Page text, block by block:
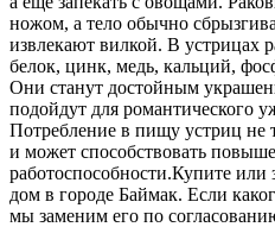
ножом, а тело обычно
извлекают вилкой. В устрицах
белок, цинк, медь, кальций,
Они станут достойным
подойдут для романтического
Потребление в пищу устриц не
и может способствовать
работоспособности.Купите или
дом в городе Баймак. Если
мы заменим его по